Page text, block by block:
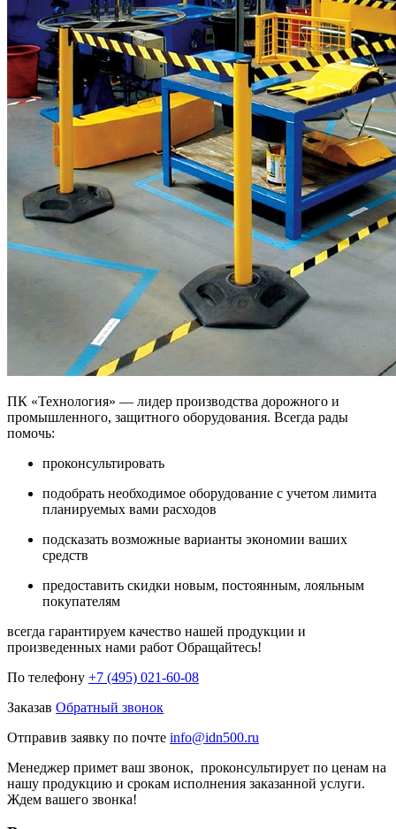
ПК «Технология» — лидер производства дорожного и
промышленного, защитного оборудования. Всегда рады
помочь:
проконсультировать
подобрать необходимое оборудование с учетом лимита
планируемых вами расходов
подсказать возможные варианты экономии ваших
средств
предоставить скидки новым, постоянным, лояльным
покупателям
всегда гарантируем качество нашей продукции и
произведенных нами работ Обращайтесь!
По телефону +7 (495) 021-60-08
Заказав Обратный звонок
Отправив заявку по почте info@idn500.ru
Менеджер примет ваш звонок, проконсультирует по ценам на
нашу продукцию и срокам исполнения заказанной услуги.
Ждем вашего звонка!